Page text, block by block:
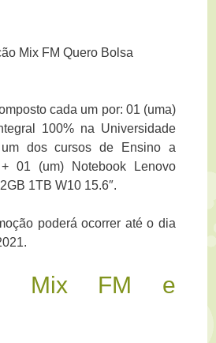
Mix FM Quero Bolsa
cada um por: 01 (uma)
100% na Universidade
dos cursos de Ensino a
01 (um) Notebook Lenovo
1TB W10 15.6″.
poderá ocorrer até o dia
Mix FM e